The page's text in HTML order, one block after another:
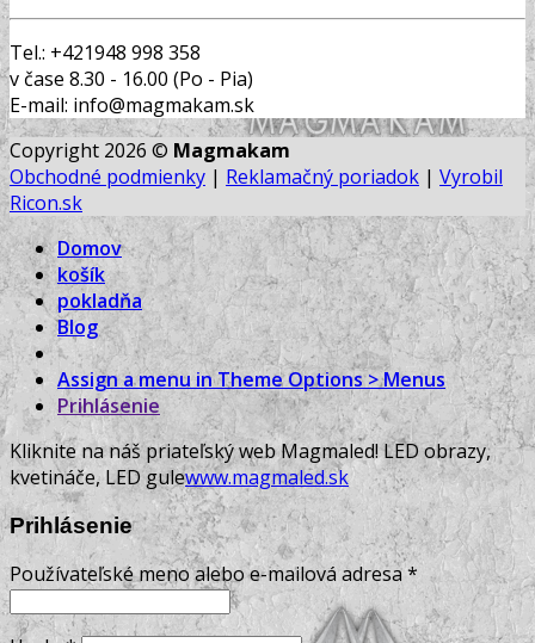
Tel.: +421948 998 358
v čase 8.30 - 16.00 (Po - Pia)
E-mail: info@magmakam.sk
Copyright 2026 © Magmakam
Obchodné podmienky | Reklamačný poriadok | Vyrobil
Ricon.sk
Domov
košík
pokladňa
Blog
Assign a menu in Theme Options > Menus
Prihlásenie
Kliknite na náš priateľský web Magmaled! LED obrazy,
kvetináče, LED gulewww.magmaled.sk
Prihlásenie
Používateľské meno alebo e-mailová adresa*